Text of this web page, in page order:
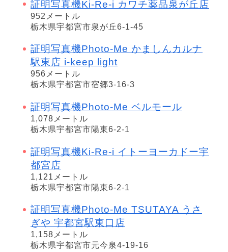
証明写真機Ki-Re-i カワチ薬品泉が丘店
952メートル
栃木県宇都宮市泉が丘6-1-45
証明写真機Photo-Me かましんカルナ
駅東店 i-keep light
956メートル
栃木県宇都宮市宿郷3-16-3
証明写真機Photo-Me ベルモール
1,078メートル
栃木県宇都宮市陽東6-2-1
証明写真機Ki-Re-i イトーヨーカドー宇
都宮店
1,121メートル
栃木県宇都宮市陽東6-2-1
証明写真機Photo-Me TSUTAYA うさ
ぎや 宇都宮駅東口店
1,158メートル
栃木県宇都宮市元今泉4-19-16